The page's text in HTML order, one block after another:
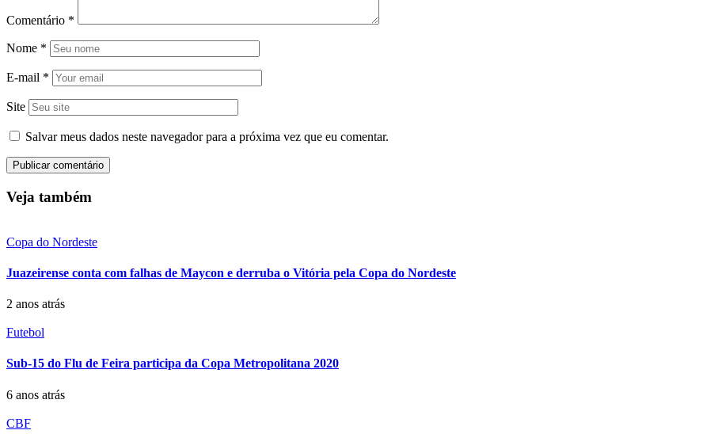
Comentário *
Nome *
E-mail *
Site
Salvar meus dados neste navegador para a próxima vez que eu comentar.
Veja também
Copa do Nordeste
Juazeirense conta com falhas de Maycon e derruba o Vitória pela Copa do Nordeste
2 anos atrás
Futebol
Sub-15 do Flu de Feira participa da Copa Metropolitana 2020
6 anos atrás
CBF